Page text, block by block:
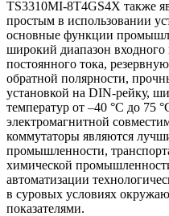
TS3310MI-8T4GS4X также
простым в использовании
основные функции
широкий диапазон
постоянного тока,
обратной полярности,
установкой на DIN-рейку,
температур от –40 °C до 75
электромагнитной
коммутаторы являются
промышленности,
химической
автоматизации
в суровых условиях
показателями.